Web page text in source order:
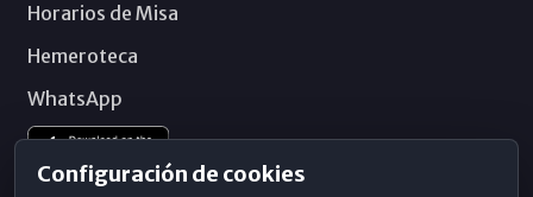
Horarios de Misa
Hemeroteca
WhatsApp
Configuración de cookies